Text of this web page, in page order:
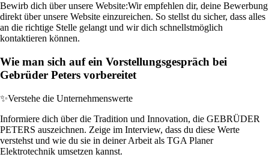
Bewirb dich über unsere Website:Wir empfehlen dir, deine Bewerbung
direkt über unsere Website einzureichen. So stellst du sicher, dass alles
an die richtige Stelle gelangt und wir dich schnellstmöglich
kontaktieren können.
Wie man sich auf ein Vorstellungsgespräch bei
Gebrüder Peters vorbereitet
✨Verstehe die Unternehmenswerte
Informiere dich über die Tradition und Innovation, die GEBRÜDER
PETERS auszeichnen. Zeige im Interview, dass du diese Werte
verstehst und wie du sie in deiner Arbeit als TGA Planer
Elektrotechnik umsetzen kannst.